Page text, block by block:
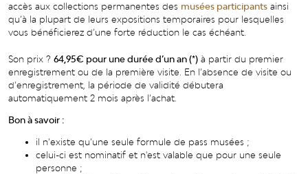
accès aux collections permanentes des musées participants ainsi
qu’à la plupart de leurs expositions temporaires pour lesquelles
vous bénéficierez d’une forte réduction le cas échéant.
Son prix ? 64,95€ pour une durée d’un an (*) à partir du premier
enregistrement ou de la première visite. En l’absence de visite ou
d’enregistrement, la période de validité débutera
automatiquement 2 mois après l’achat.
Bon à savoir :
il n’existe qu’une seule formule de pass musées ;
celui-ci est nominatif et n'est valable que pour une seule
personne ;